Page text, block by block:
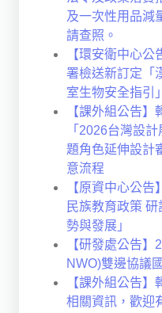
及一次性用品減
請查照。
【環安衛中心
署檢送新訂定「
室生物安全指引
【課外組公告
「2026台灣設
題角色延伸設計
意流程
【原資中心公
民族教育政策
勢與發展」
【研發處公告
NWO)雙邊協議
【課外組公告
相關資訊，歡迎